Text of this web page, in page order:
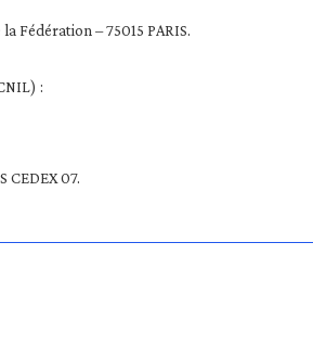
Fédération – 75015 PARIS.
:
CEDEX 07.